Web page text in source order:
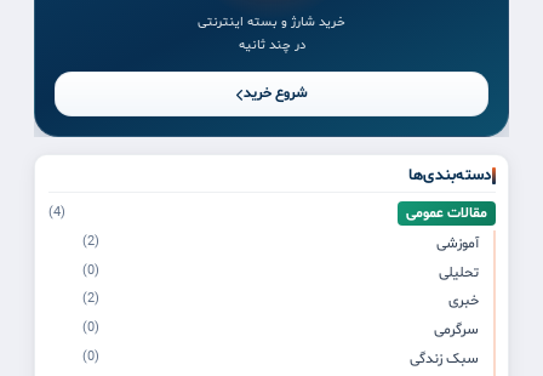
خرید شارژ و بسته اینترنتی
در چند ثانیه
شروع خرید
دسته‌بندی‌ها
مقالات عمومی (4)
آموزشی (2)
تحلیلی (0)
خبری (2)
سرگرمی (0)
سبک زندگی (0)